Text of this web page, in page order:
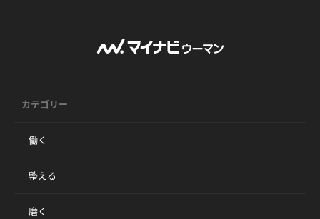
カテゴリー
働く
整える
磨く